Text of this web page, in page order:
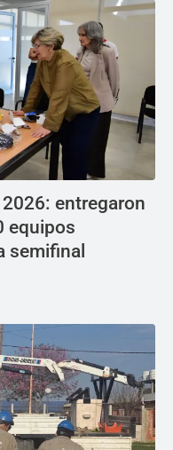
entregaron
equipos
semifinal